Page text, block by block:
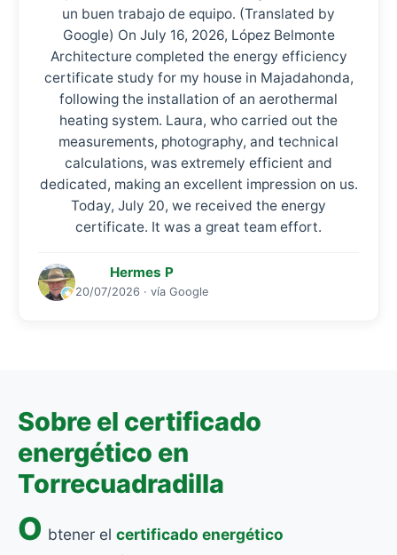
un buen trabajo de equipo. (Translated by
Google) On July 16, 2026, López Belmonte
Architecture completed the energy efficiency
certificate study for my house in Majadahonda,
following the installation of an aerothermal
heating system. Laura, who carried out the
measurements, photography, and technical
calculations, was extremely efficient and
dedicated, making an excellent impression on us.
Today, July 20, we received the energy
certificate. It was a great team effort.
Hermes P
20/07/2026 · vía Google
Sobre el certificado
energético en
Torrecuadradilla
O btener el certificado energético